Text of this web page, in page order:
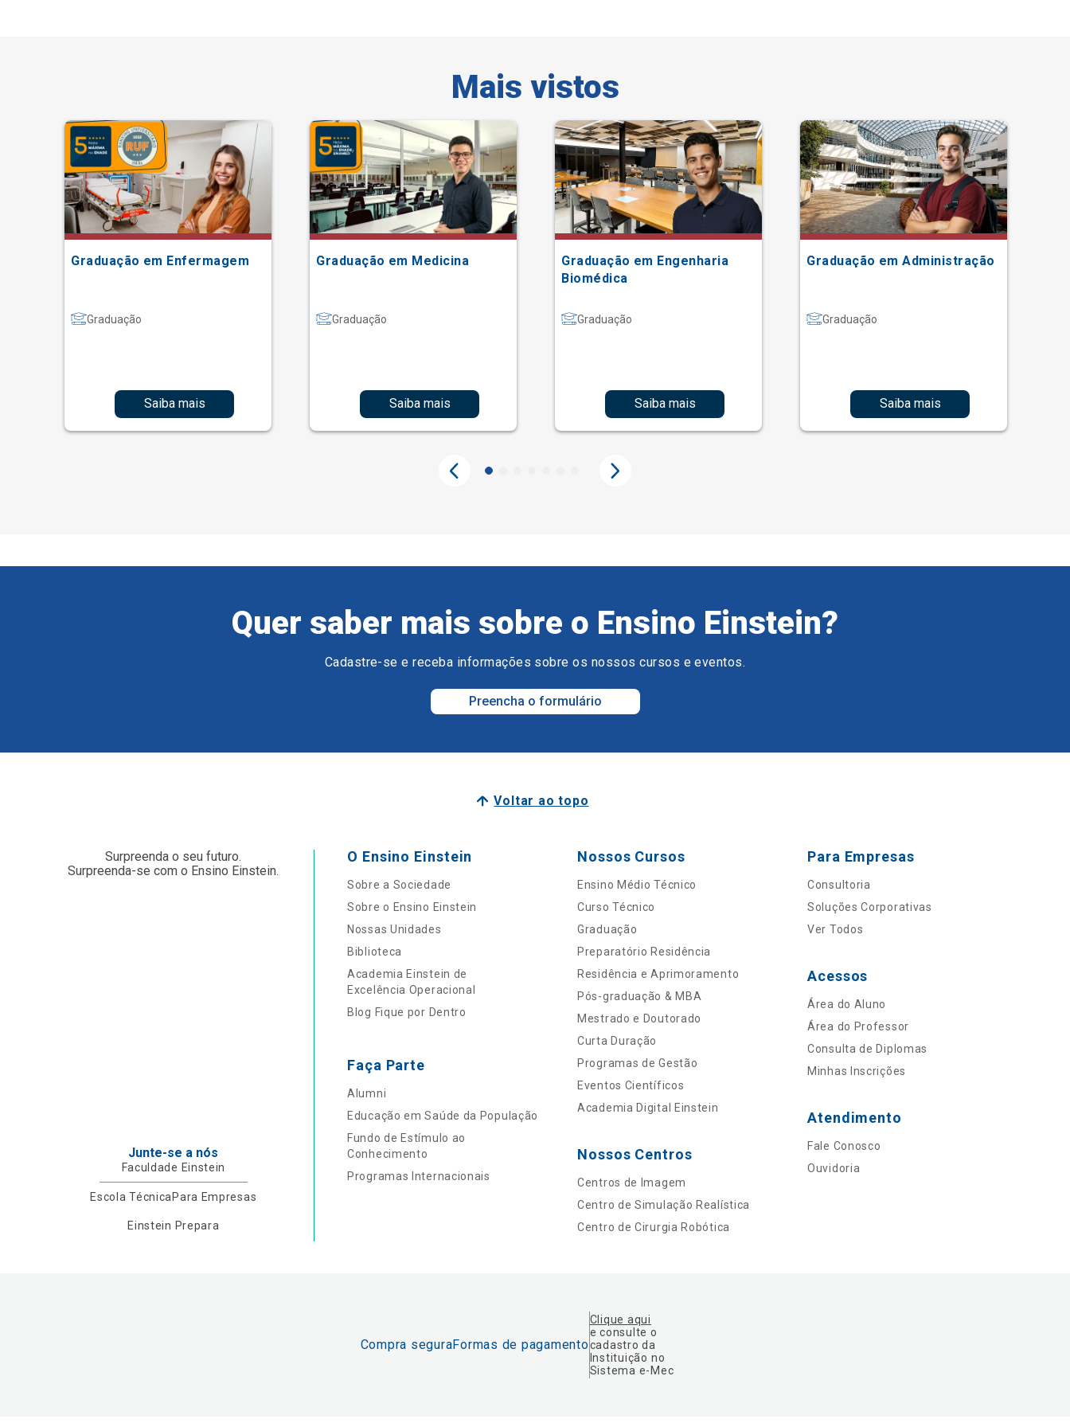
Mais vistos
Graduação em Enfermagem
Graduação
Saiba mais
Graduação em Medicina
Graduação
Saiba mais
Graduação em Engenharia
Biomédica
Graduação
Saiba mais
Graduação em Administração
Graduação
Saiba mais
Quer saber mais sobre o Ensino Einstein?
Cadastre-se e receba informações sobre os nossos cursos e eventos.
Preencha o formulário
Voltar ao topo
Surpreenda o seu futuro.
Surpreenda-se com o Ensino Einstein.
Junte-se a nós
Faculdade Einstein
Escola Técnica Para Empresas
Einstein Prepara
O Ensino Einstein
Sobre a Sociedade
Sobre o Ensino Einstein
Nossas Unidades
Biblioteca
Academia Einstein de
Excelência Operacional
Blog Fique por Dentro
Faça Parte
Alumni
Educação em Saúde da População
Fundo de Estímulo ao
Conhecimento
Programas Internacionais
Nossos Cursos
Ensino Médio Técnico
Curso Técnico
Graduação
Preparatório Residência
Residência e Aprimoramento
Pós-graduação & MBA
Mestrado e Doutorado
Curta Duração
Programas de Gestão
Eventos Científicos
Academia Digital Einstein
Nossos Centros
Centros de Imagem
Centro de Simulação Realística
Centro de Cirurgia Robótica
Para Empresas
Consultoria
Soluções Corporativas
Ver Todos
Acessos
Área do Aluno
Área do Professor
Consulta de Diplomas
Minhas Inscrições
Atendimento
Fale Conosco
Ouvidoria
Compra seguraFormas de pagamento
Clique aqui
e consulte o
cadastro da
Instituição no
Sistema e-Mec